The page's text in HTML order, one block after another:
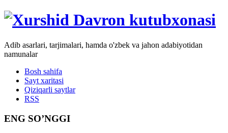
Adib asarlari, tarjimalari, hamda o'zbek va jahon adabiyotidan
namunalar
Bosh sahifa
Sayt xaritasi
Qiziqarli saytlar
RSS
ENG SO’NGGI